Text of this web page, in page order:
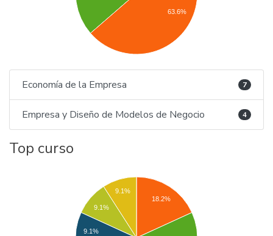
63.6%
Economía de la Empresa 7
Empresa y Diseño de Modelos de Negocio 4
Top curso
18.2%
9.1%
9.1%
9.1%